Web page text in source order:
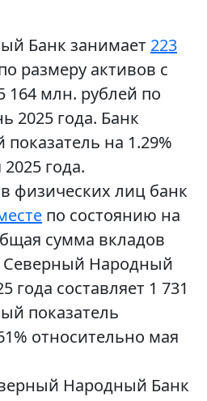
Банк занимает 223
размеру активов с
млн. рублей по
2025 года. Банк
на 1.29%
года.
физических лиц банк
по состоянию на
сумма вкладов
Северный Народный
года составляет 1 731
показатель
относительно мая
Народный Банк